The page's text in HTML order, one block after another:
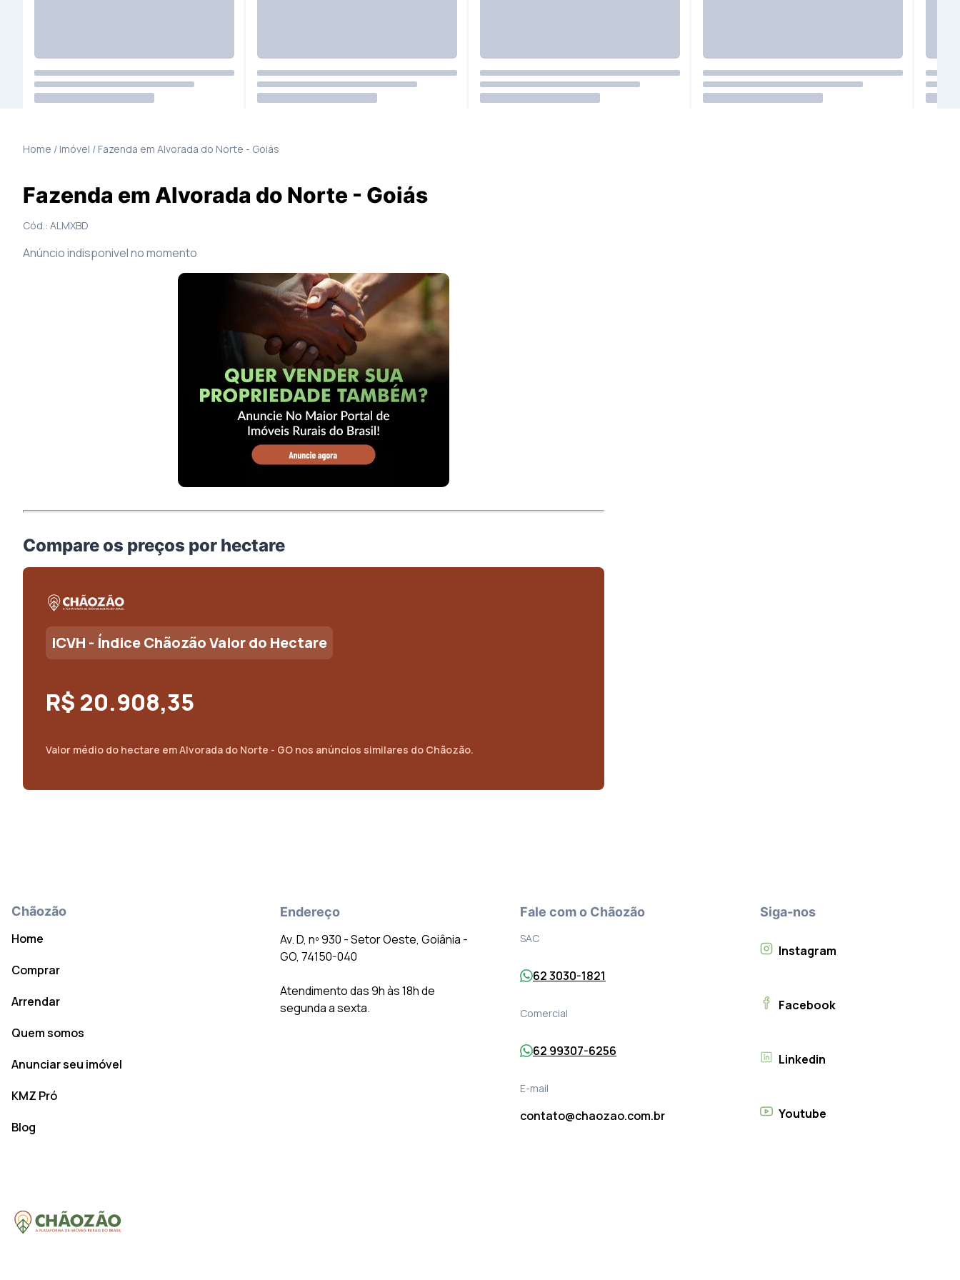
Home / Imóvel / Fazenda em Alvorada do Norte - Goiás
Fazenda em Alvorada do Norte - Goiás
Cód.: ALMXBD
Anúncio indisponivel no momento
Compare os preços por hectare
ICVH - Índice Chãozão Valor do Hectare
R$ 20.908,35
Valor médio do hectare emAlvorada do Norte - GO nos anúncios similares do Chãozão.
Chãozão
Home
Comprar
Arrendar
Quem somos
Anunciar seu imóvel
KMZ Pró
Blog
Endereço
Av. D, nº 930 - Setor Oeste, Goiânia -
GO, 74150-040
Atendimento das 9h às 18h de
segunda a sexta.
Fale com o Chãozão
SAC
62 3030-1821
Comercial
62 99307-6256
E-mail
contato@chaozao.com.br
Siga-nos
Instagram
Facebook
Linkedin
Youtube